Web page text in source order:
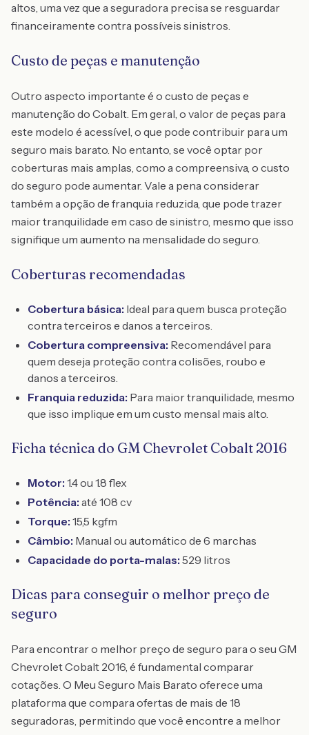
altos, uma vez que a seguradora precisa se resguardar
financeiramente contra possíveis sinistros.
Custo de peças e manutenção
Outro aspecto importante é o custo de peças e
manutenção do Cobalt. Em geral, o valor de peças para
este modelo é acessível, o que pode contribuir para um
seguro mais barato. No entanto, se você optar por
coberturas mais amplas, como a compreensiva, o custo
do seguro pode aumentar. Vale a pena considerar
também a opção de franquia reduzida, que pode trazer
maior tranquilidade em caso de sinistro, mesmo que isso
signifique um aumento na mensalidade do seguro.
Coberturas recomendadas
Cobertura básica: Ideal para quem busca proteção
contra terceiros e danos a terceiros.
Cobertura compreensiva: Recomendável para
quem deseja proteção contra colisões, roubo e
danos a terceiros.
Franquia reduzida: Para maior tranquilidade, mesmo
que isso implique em um custo mensal mais alto.
Ficha técnica do GM Chevrolet Cobalt 2016
Motor: 1.4 ou 1.8 flex
Potência: até 108 cv
Torque: 15,5 kgfm
Câmbio: Manual ou automático de 6 marchas
Capacidade do porta-malas: 529 litros
Dicas para conseguir o melhor preço de
seguro
Para encontrar o melhor preço de seguro para o seu GM
Chevrolet Cobalt 2016, é fundamental comparar
cotações. O Meu Seguro Mais Barato oferece uma
plataforma que compara ofertas de mais de 18
seguradoras, permitindo que você encontre a melhor